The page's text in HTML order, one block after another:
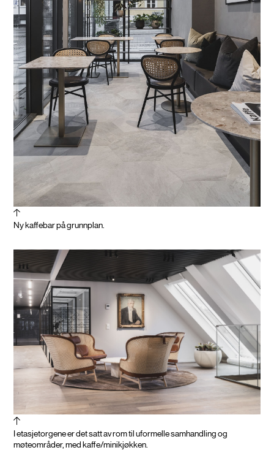
Ny kaffebar på grunnplan.
I etasjetorgene er det satt av rom til uformelle samhandling og
møteområder, med kaffe/minikjøkken.